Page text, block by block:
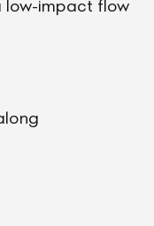
low-impact flow